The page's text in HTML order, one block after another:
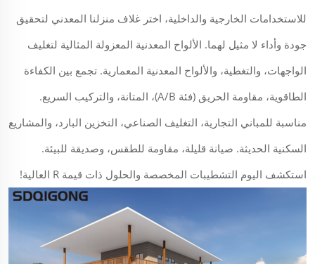
للاستخدامات الخارجية والداخلية، اختر غلاف منزلنا المعدني لتحقيق
جودة وأداء لا مثيل لهما. الألواح المعدنية المعزولة المثالية لتغليف
الواجهات، والتغطية، والألواح المعدنية المعمارية. تجمع بين الكفاءة
الطاقوية، مقاومة الحريق (فئة A/B)، المتانة، والتركيب السريع.
مناسبة للمباني التجارية، التغليف الصناعي، التخزين البارد، والمشاريع
السكنية الحديثة. صيانة قليلة، مقاومة للطقس، وصديقة للبيئة.
استكشف اليوم التشطيبات المخصصة والحلول ذات قيمة R العالية!